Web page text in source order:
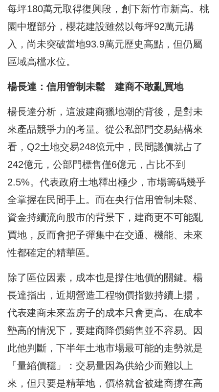
每坪180萬元取得復興段，創下新竹市新高。桃
園中壢部分，櫻花建設雖然以每坪92萬元購
入，尚未突破當地93.9萬元歷史高點，但仍屬
區域高檔水位。
楊長達：信用管制未鬆 建商不敢亂買地
楊長達分析，這波建商獵地潮的背後，是對未
來產品競爭力的考量。從公私部門交易結構來
看，Q2土地交易248億元中，民間議價就占了
242億元，公部門標售僅6億元，占比不到
2.5%。代表政府土地釋出極少，市場籌碼幾乎
全掌握在民間手上。而在央行信用管制未鬆、
資金持續流向股市的背景下，建商更不可能亂
買地，反而會把子彈集中在交通、機能、未來
性都確定的精華區。
除了區位因素，成本也是撐住地價的關鍵。楊
長達指出，近期營造工程物價指數持續上揚，
代表建商未來蓋房子的成本只會更高。在成本
墊高的情況下，要建商降價銷售並不容易。因
此他判斷，下半年土地市場最可能的走勢就是
「量縮價穩」：交易量因為供給少而難以上
來，但只要是精華地，價格就會被建商撐在高